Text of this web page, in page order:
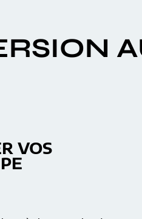
VOS